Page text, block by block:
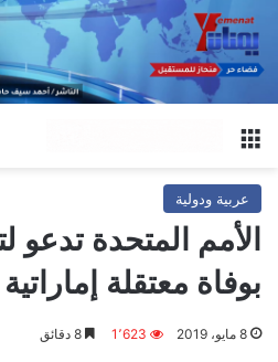
عربية ودولية
الأمم المتحدة
بوفاة معتقلة إماراتية
8 مايو، 2019 1٬623